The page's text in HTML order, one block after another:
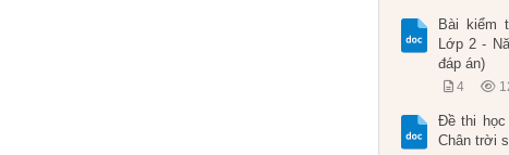
Bài kiểm
Lớp 2 -
đáp án)
4
Đề thi
Chân trời